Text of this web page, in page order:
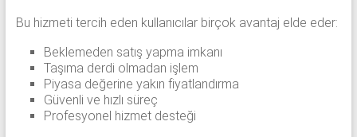
Bu hizmeti tercih eden kullanıcılar birçok avantaj elde eder:
Beklemeden satış yapma imkanı
Taşıma derdi olmadan işlem
Piyasa değerine yakın fiyatlandırma
Güvenli ve hızlı süreç
Profesyonel hizmet desteği